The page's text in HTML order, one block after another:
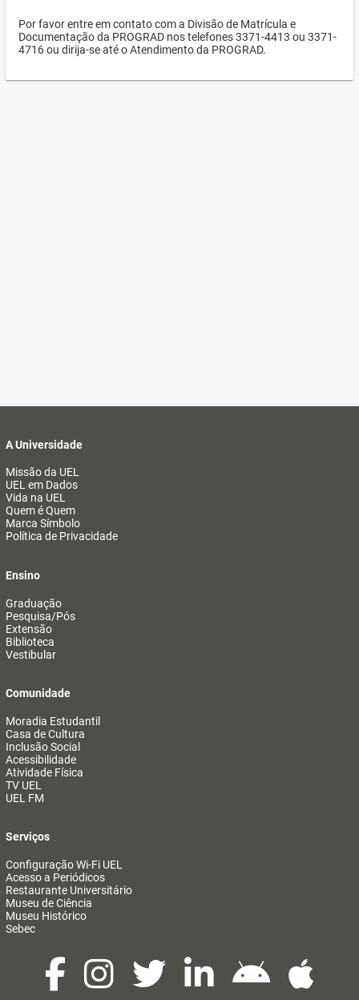
Por favor entre em contato com a Divisão de Matrícula e
Documentação da PROGRAD nos telefones 3371-4413 ou 3371-
4716 ou dirija-se até o Atendimento da PROGRAD.
A Universidade
Missão da UEL
UEL em Dados
Vida na UEL
Quem é Quem
Marca Símbolo
Política de Privacidade
Ensino
Graduação
Pesquisa/Pós
Extensão
Biblioteca
Vestibular
Comunidade
Moradia Estudantil
Casa de Cultura
Inclusão Social
Acessibilidade
Atividade Física
TV UEL
UEL FM
Serviços
Configuração Wi-Fi UEL
Acesso a Periódicos
Restaurante Universitário
Museu de Ciência
Museu Histórico
Sebec